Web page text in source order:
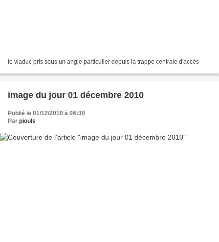
le viaduc pris sous un angle particulier depuis la trappe centrale d'accès
image du jour 01 décembre 2010
Publié le 01/12/2010 à 06:30
Par piouls